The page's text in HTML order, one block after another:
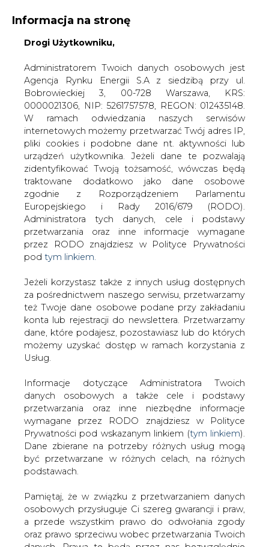
KONTAKT:
WYDAWCA PORTALU:
WYSOKI KONTRAST A A
ZALOGUJ SIĘ
WŁĄCZ CIRE.TV
Informacja na stronę
Drogi Użytkowniku,
Administratorem Twoich danych osobowych jest
Agencja Rynku Energii S.A z siedzibą przy ul.
Bobrowieckiej 3, 00-728 Warszawa, KRS:
0000021306, NIP: 5261757578, REGON: 012435148.
W ramach odwiedzania naszych serwisów
internetowych możemy przetwarzać Twój adres IP,
pliki cookies i podobne dane nt. aktywności lub
urządzeń użytkownika. Jeżeli dane te pozwalają
zidentyfikować Twoją tożsamość, wówczas będą
traktowane dodatkowo jako dane osobowe
zgodnie z Rozporządzeniem Parlamentu
Europejskiego i Rady 2016/679 (RODO).
Administratora tych danych, cele i podstawy
przetwarzania oraz inne informacje wymagane
przez RODO znajdziesz w Polityce Prywatności
pod tym linkiem.
Jeżeli korzystasz także z innych usług dostępnych
za pośrednictwem naszego serwisu, przetwarzamy
też Twoje dane osobowe podane przy zakładaniu
konta lub rejestracji do newslettera. Przetwarzamy
dane, które podajesz, pozostawiasz lub do których
możemy uzyskać dostęp w ramach korzystania z
Usług.
Informacje dotyczące Administratora Twoich
danych osobowych a także cele i podstawy
przetwarzania oraz inne niezbędne informacje
wymagane przez RODO znajdziesz w Polityce
Prywatności pod wskazanym linkiem (tym linkiem).
Dane zbierane na potrzeby różnych usług mogą
być przetwarzane w różnych celach, na różnych
podstawach.
Pamiętaj, że w związku z przetwarzaniem danych
osobowych przysługuje Ci szereg gwarancji i praw,
a przede wszystkim prawo do odwołania zgody
oraz prawo sprzeciwu wobec przetwarzania Twoich
Strona główna
SERWIS INFORMACYJNY CIRE
/ Produkcja energii z elektrowni węgla kamiennego
wzrosła w IV rdr do 51,1 proc. - PSE
drukuj
skomentuj
udostępnij